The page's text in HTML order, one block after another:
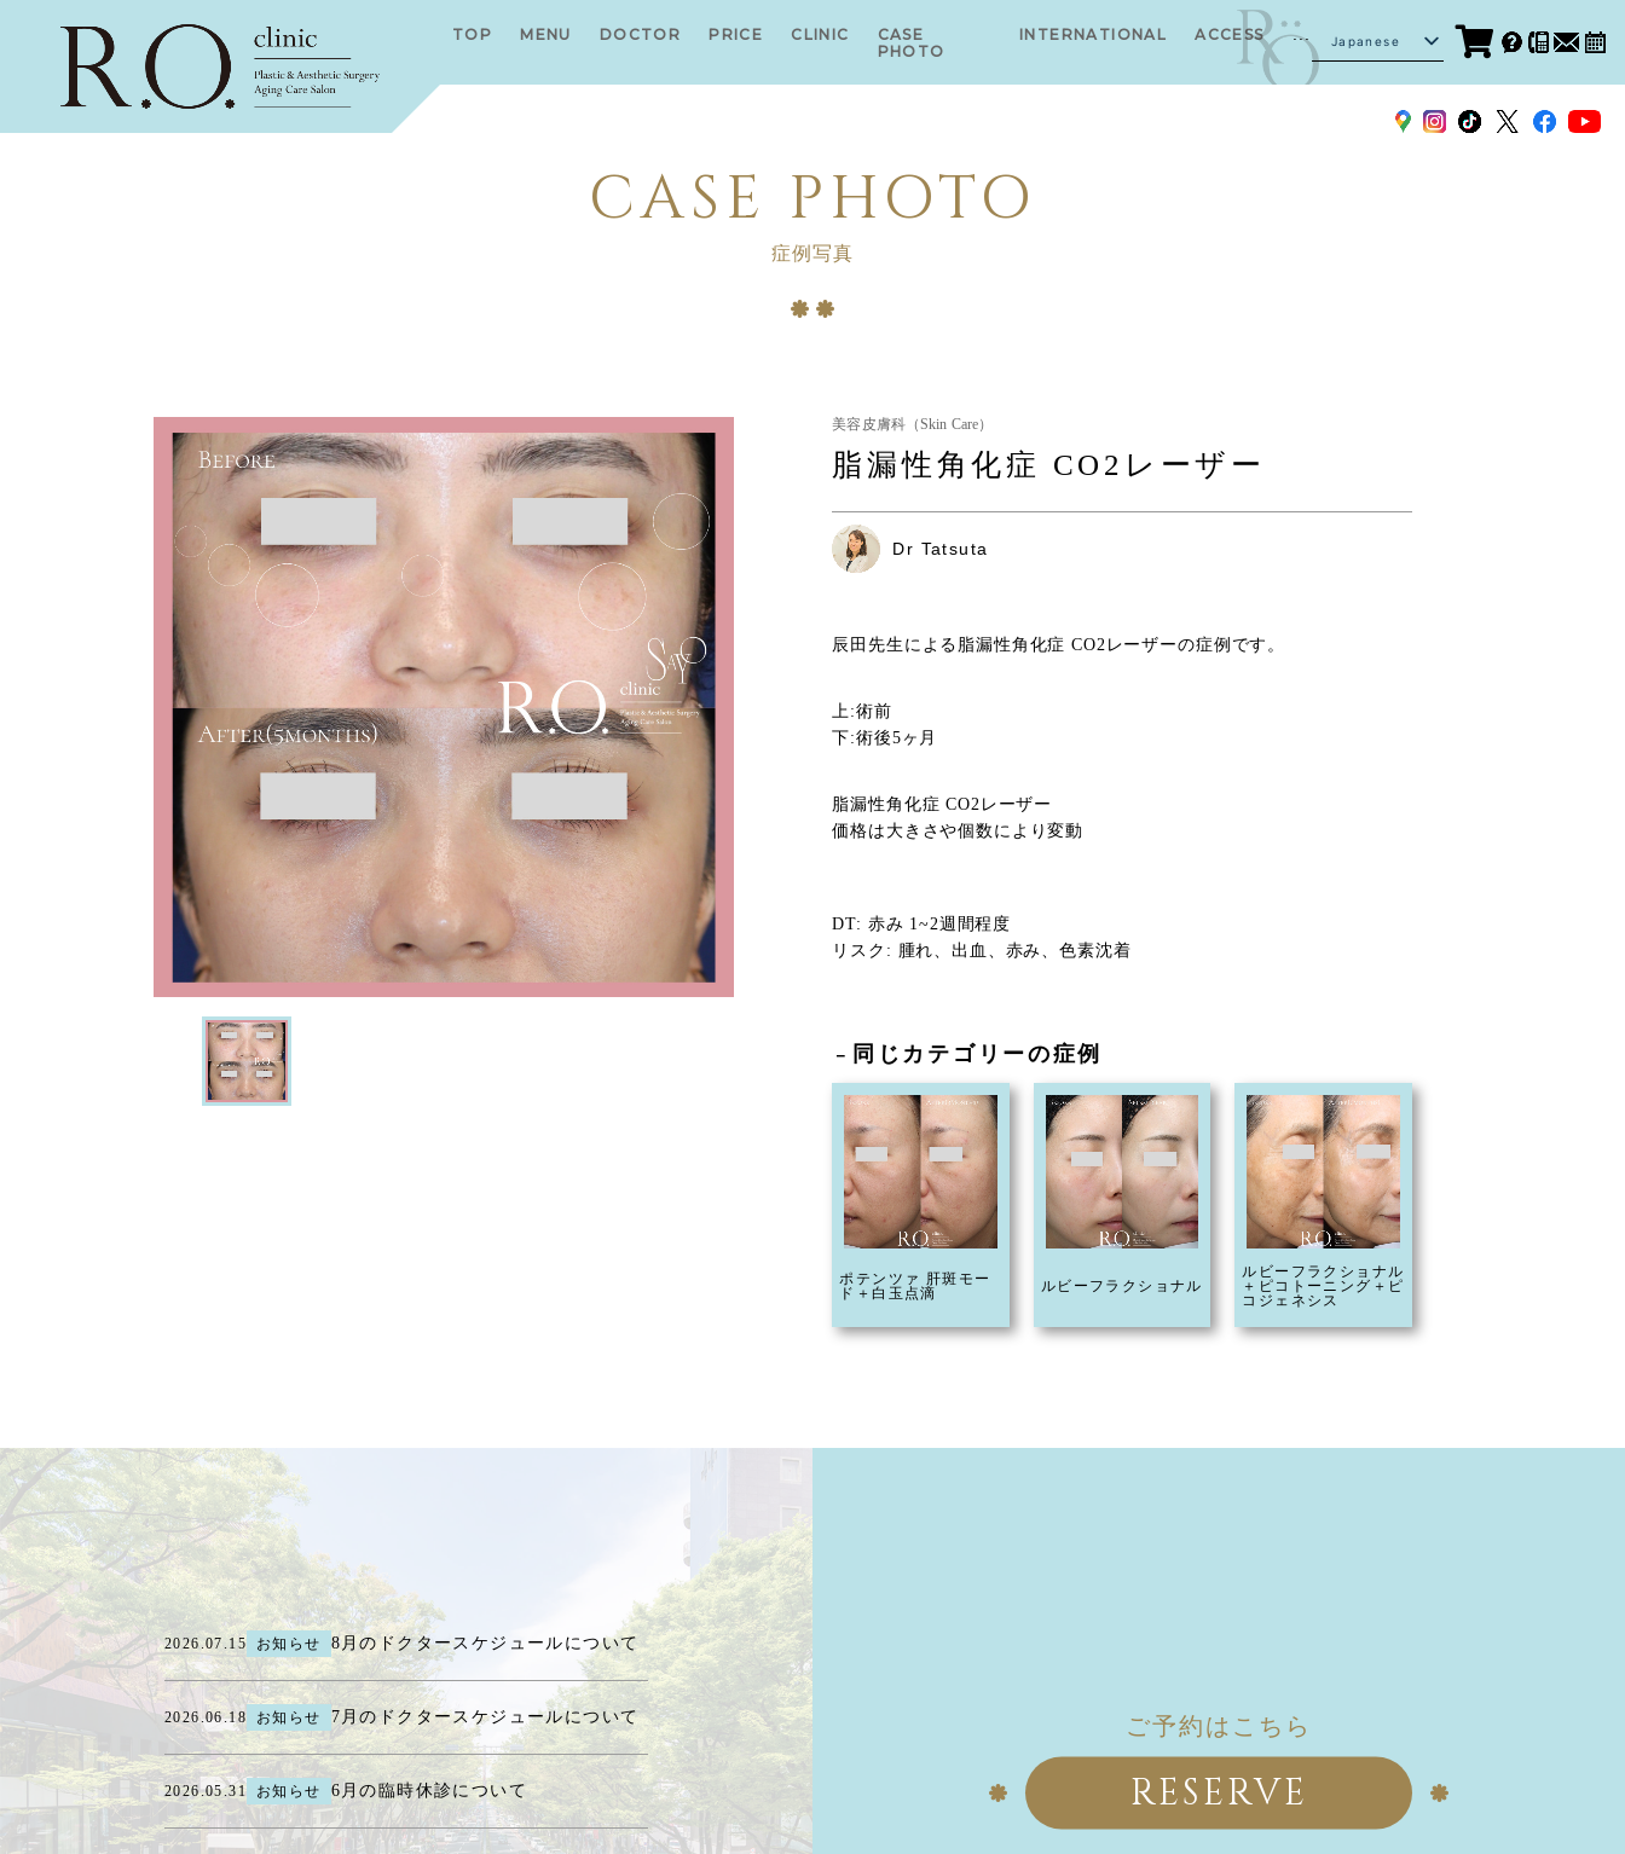
TOP MENU DOCTOR PRICE CLINIC
CASE
PHOTO
INTERNATIONAL ACCESS ... Japanese
CASE PHOTO
症例写真
美容皮膚科（Skin Care）
脂漏性角化症 CO2レーザー
Dr Tatsuta
辰田先生による脂漏性角化症 CO2レーザーの症例です。
上:術前
下:術後5ヶ月
脂漏性角化症 CO2レーザー
価格は大きさや個数により変動
DT: 赤み 1~2週間程度
リスク: 腫れ、出血、赤み、色素沈着
－ 同じカテゴリーの症例
ポテンツァ 肝斑モー
ド＋白玉点滴
ルビーフラクショナル
ルビーフラクショナル
＋ピコトーニング＋ピ
コジェネシス
2026.07.15 お知らせ 8月のドクタースケジュールについて
2026.06.18 お知らせ 7月のドクタースケジュールについて
2026.05.31 お知らせ 6月の臨時休診について
ご予約はこちら
RESERVE